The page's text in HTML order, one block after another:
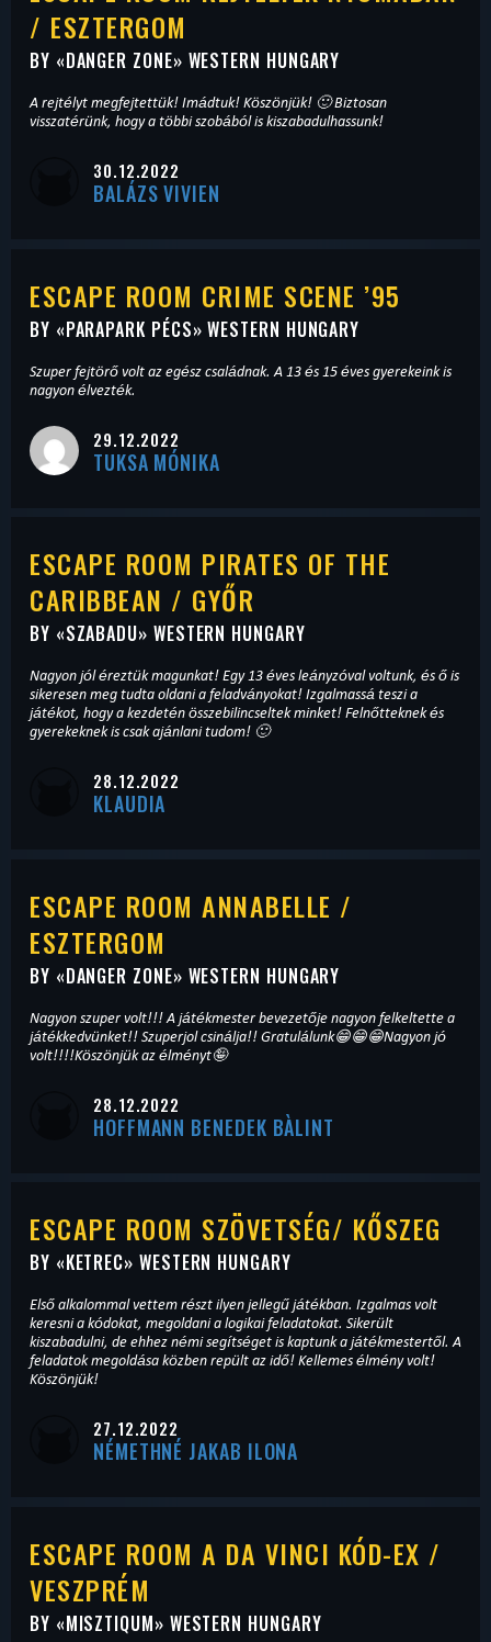
/ ESZTERGOM
BY «DANGER ZONE» WESTERN HUNGARY
A rejtélyt megfejtettük! Imádtuk! Köszönjük! 🙂 Biztosan
visszatérünk, hogy a többi szobából is kiszabadulhassunk!
30.12.2022
BALÁZS VIVIEN
ESCAPE ROOM CRIME SCENE ’95
BY «PARAPARK PÉCS» WESTERN HUNGARY
Szuper fejtörő volt az egész családnak. A 13 és 15 éves gyerekeink is
nagyon élvezték.
29.12.2022
TUKSA MÓNIKA
ESCAPE ROOM PIRATES OF THE
CARIBBEAN / GYŐR
BY «SZABADU» WESTERN HUNGARY
Nagyon jól éreztük magunkat! Egy 13 éves leányzóval voltunk, és ő is
sikeresen meg tudta oldani a feladványokat! Izgalmassá teszi a
játékot, hogy a kezdetén összebilincseltek minket! Felnőtteknek és
gyerekeknek is csak ajánlani tudom! 🙂
28.12.2022
KLAUDIA
ESCAPE ROOM ANNABELLE /
ESZTERGOM
BY «DANGER ZONE» WESTERN HUNGARY
Nagyon szuper volt!!! A játékmester bevezetője nagyon felkeltette a
játékkedvünket!! Szuperjol csinálja!! Gratulálunk😁😁😁Nagyon jó
volt!!!!Köszönjük az élményt🤪
28.12.2022
HOFFMANN BENEDEK BÀLINT
ESCAPE ROOM SZÖVETSÉG/ KŐSZEG
BY «KETREC» WESTERN HUNGARY
Első alkalommal vettem részt ilyen jellegű játékban. Izgalmas volt
keresni a kódokat, megoldani a logikai feladatokat. Sikerült
kiszabadulni, de ehhez némi segítséget is kaptunk a játékmestertől. A
feladatok megoldása közben repült az idő! Kellemes élmény volt!
Köszönjük!
27.12.2022
NÉMETHNÉ JAKAB ILONA
ESCAPE ROOM A DA VINCI KÓD-EX /
VESZPRÉM
BY «MISZTIQUM» WESTERN HUNGARY